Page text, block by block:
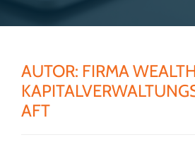
AUTOR: FIRMA
AFT